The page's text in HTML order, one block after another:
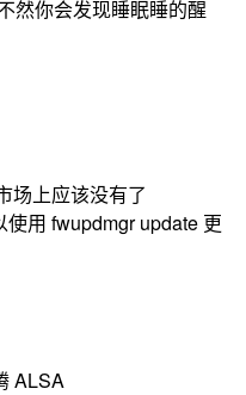
然你会发现睡眠睡的醒
场上应该没有了
用 fwupdmgr update 更
ALSA